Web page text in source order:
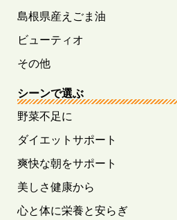
島根県産えごま油
ビューティオ
その他
シーンで選ぶ
野菜不足に
ダイエットサポート
爽快な朝をサポート
美しさ健康から
心と体に栄養と安らぎ